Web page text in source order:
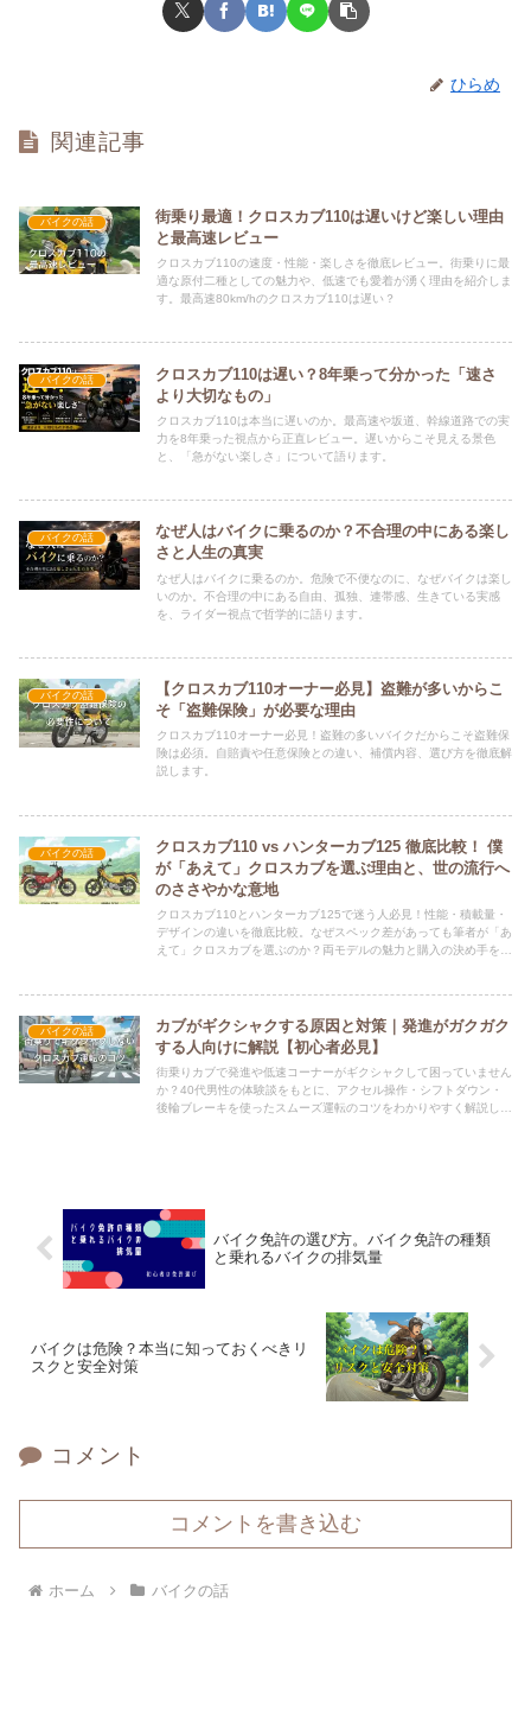
ひらめ
関連記事
バイクの話
街乗り最適！クロスカブ110は遅いけど楽しい理由
と最高速レビュー
クロスカブ110の速度・性能・楽しさを徹底レビュー。街乗りに最
適な原付二種としての魅力や、低速でも愛着が湧く理由を紹介しま
す。最高速80km/hのクロスカブ110は遅い？
バイクの話
クロスカブ110は遅い？8年乗って分かった「速さ
より大切なもの」
クロスカブ110は本当に遅いのか。最高速や坂道、幹線道路での実
力を8年乗った視点から正直レビュー。遅いからこそ見える景色
と、「急がない楽しさ」について語ります。
バイクの話
なぜ人はバイクに乗るのか？不合理の中にある楽し
さと人生の真実
なぜ人はバイクに乗るのか。危険で不便なのに、なぜバイクは楽し
いのか。不合理の中にある自由、孤独、連帯感、生きている実感
を、ライダー視点で哲学的に語ります。
バイクの話
【クロスカブ110オーナー必見】盗難が多いからこ
そ「盗難保険」が必要な理由
クロスカブ110オーナー必見！盗難の多いバイクだからこそ盗難保
険は必須。自賠責や任意保険との違い、補償内容、選び方を徹底解
説します。
バイクの話
クロスカブ110 vs ハンターカブ125 徹底比較！ 僕
が「あえて」クロスカブを選ぶ理由と、世の流行へ
のささやかな意地
クロスカブ110とハンターカブ125で迷う人必見！性能・積載量・
デザインの違いを徹底比較。なぜスペック差があっても筆者が「あ
えて」クロスカブを選ぶのか？両モデルの魅力と購入の決め手を本
バイクの話
カブがギクシャクする原因と対策｜発進がガクガク
する人向けに解説【初心者必見】
街乗りカブで発進や低速コーナーがギクシャクして困っていません
か？40代男性の体験談をもとに、アクセル操作・シフトダウン・
後輪ブレーキを使ったスムーズ運転のコツをわかりやすく解説しま
バイク免許の選び方。バイク免許の種類
と乗れるバイクの排気量
バイクは危険？本当に知っておくべきリ
スクと安全対策
コメント
コメントを書き込む
ホーム バイクの話